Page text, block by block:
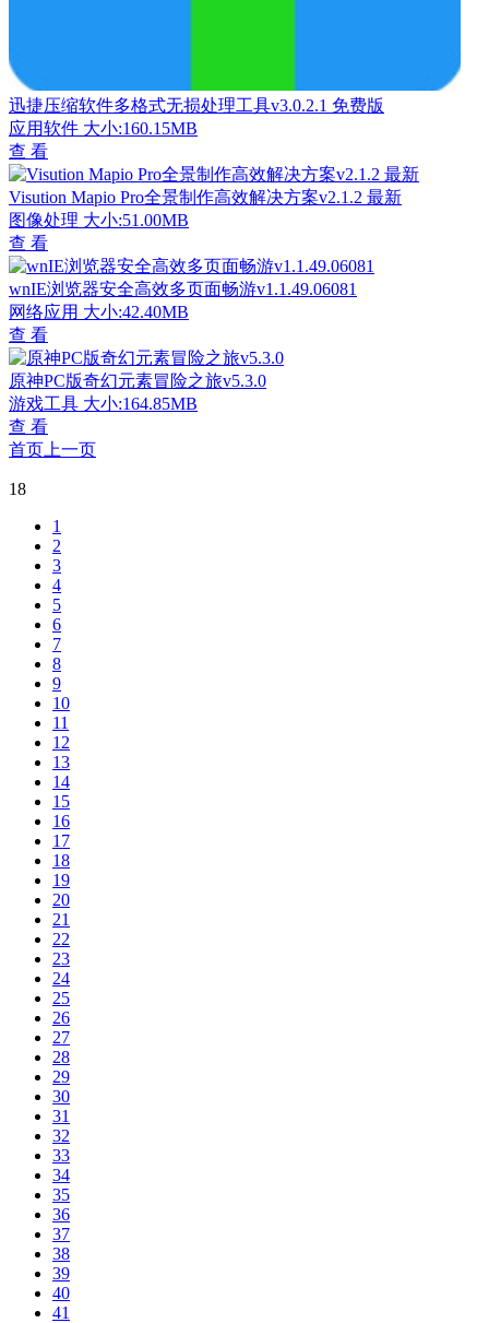
迅捷压缩软件多格式无损处理工具v3.0.2.1 免费版
应用软件 大小:160.15MB
查 看
Visution Mapio Pro全景制作高效解决方案v2.1.2 最新
图像处理 大小:51.00MB
查 看
wnIE浏览器安全高效多页面畅游v1.1.49.06081
网络应用 大小:42.40MB
查 看
原神PC版奇幻元素冒险之旅v5.3.0
游戏工具 大小:164.85MB
查 看
首页 上一页
18
1
2
3
4
5
6
7
8
9
10
11
12
13
14
15
16
17
18
19
20
21
22
23
24
25
26
27
28
29
30
31
32
33
34
35
36
37
38
39
40
41